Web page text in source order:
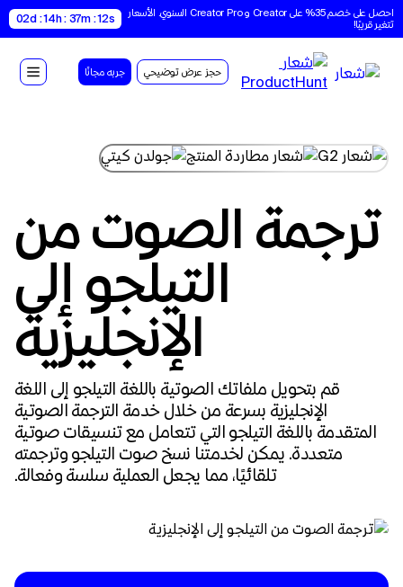
تتغير قريبًا!
02d : 14h : 37m : 11s
حجز عرض توضيحي جربه مجانًا
ترجمة الصوت من
التيلجو إلى
الإنجليزية
قم بتحويل ملفاتك الصوتية باللغة التيلجو إلى اللغة
الإنجليزية بسرعة من خلال خدمة الترجمة الصوتية
المتقدمة باللغة التيلجو التي تتعامل مع تنسيقات صوتية
متعددة. يمكن لخدمتنا نسخ صوت التيلجو وترجمته
تلقائيًا، مما يجعل العملية سلسة وفعالة.